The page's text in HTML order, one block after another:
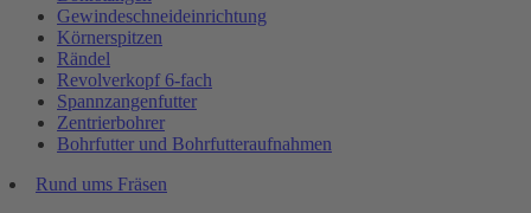
Gewindeschneideinrichtung
Körnerspitzen
Rändel
Revolverkopf 6-fach
Spannzangenfutter
Zentrierbohrer
Bohrfutter und Bohrfutteraufnahmen
Rund ums Fräsen